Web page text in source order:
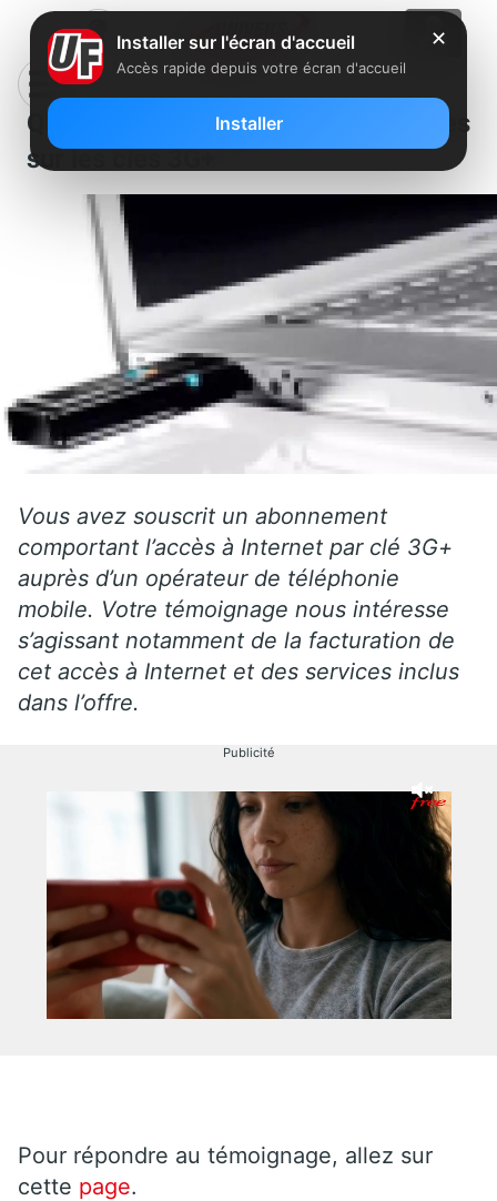
Que choisir : appel à témoignages
sur les clés 3G+
Vous avez souscrit un abonnement
comportant l’accès à Internet par clé 3G+
auprès d’un opérateur de téléphonie
mobile. Votre témoignage nous intéresse
s’agissant notamment de la facturation de
cet accès à Internet et des services inclus
dans l’offre.
Publicité
Pour répondre au témoignage, allez sur
cette page.
✕
Installer sur l'écran d'accueil
Accès rapide depuis votre écran d'accueil
Installer